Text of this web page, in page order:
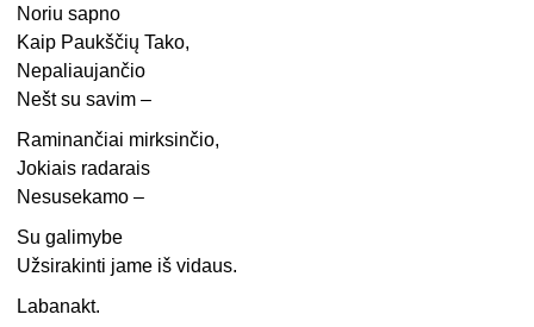
Noriu sapno
Kaip Paukščių Tako,
Nepaliaujančio
Nešt su savim –
Raminančiai mirksinčio,
Jokiais radarais
Nesusekamo –
Su galimybe
Užsirakinti jame iš vidaus.
Labanakt.